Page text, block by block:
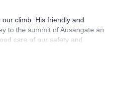
climb. His friendly and
to the summit of Ausangate an
care of our safety and
the history and culture of the
friend in Alfredo.